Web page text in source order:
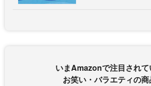
いまAmazonで注目されて
お笑い・バラエティの